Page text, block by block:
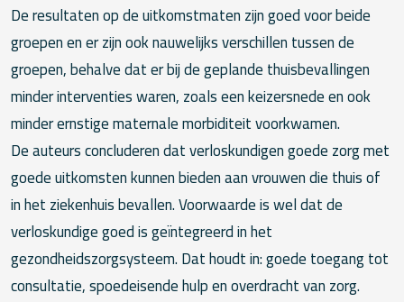
De resultaten op de uitkomstmaten zijn goed voor beide
groepen en er zijn ook nauwelijks verschillen tussen de
groepen, behalve dat er bij de geplande thuisbevallingen
minder interventies waren, zoals een keizersnede en ook
minder ernstige maternale morbiditeit voorkwamen.
De auteurs concluderen dat verloskundigen goede zorg met
goede uitkomsten kunnen bieden aan vrouwen die thuis of
in het ziekenhuis bevallen. Voorwaarde is wel dat de
verloskundige goed is geïntegreerd in het
gezondheidszorgsysteem. Dat houdt in: goede toegang tot
consultatie, spoedeisende hulp en overdracht van zorg.